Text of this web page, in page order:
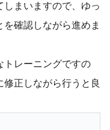
まいますので、ゆっ
確認しながら進めま
トレーニングですの
正しながら行うと良